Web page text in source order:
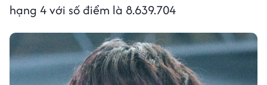
hạng 4 với số điểm là 8.639.704